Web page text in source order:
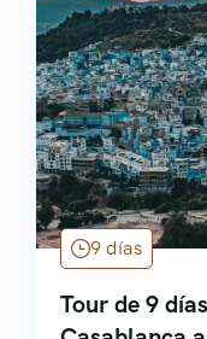
9 días
Tour de 9